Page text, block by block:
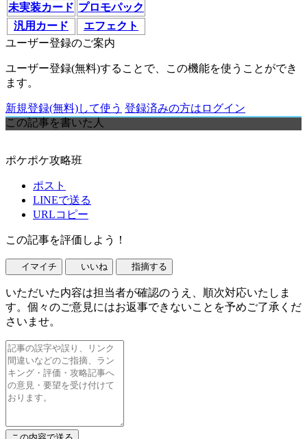
未実装カード プロモパック
汎用カード
エフェクト
ユーザー登録のご案内
ユーザー登録(無料)することで、この機能を使うことができ
ます。
新規登録(無料)して使う 登録済みの方はログイン
この記事を書いた人
ポケポケ攻略班
ポスト
LINEで送る
URLコピー
この記事を評価しよう！
イマイチ いいね 指摘する
いただいた内容は担当者が確認のうえ、順次対応いたしま
す。個々のご意見にはお返事できないことを予めご了承くだ
さいませ。